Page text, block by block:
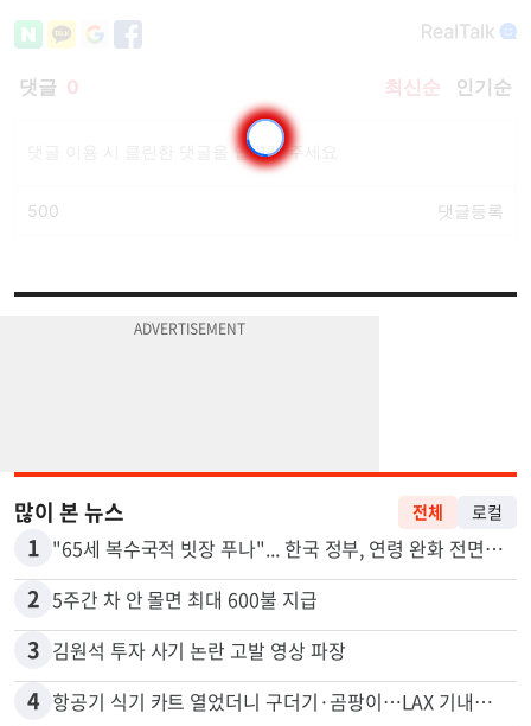
많이 본 뉴스
1
2 5주간 차 안 몰면 최대 600불 지급
3 김원석 투자 사기 논란 고발 영상 파장